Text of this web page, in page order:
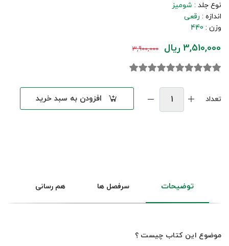
نوع جلد : شومیز
اندازه : رقعی
وزن : 440
3,510,000 ریال 3,900,000
تعداد افزودن به سبد خرید
توضیحات سرفصل ها هم رسانی
موضوع این کتاب چیست ؟